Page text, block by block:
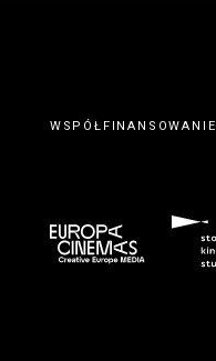
WSPÓŁFINANSOWANIE